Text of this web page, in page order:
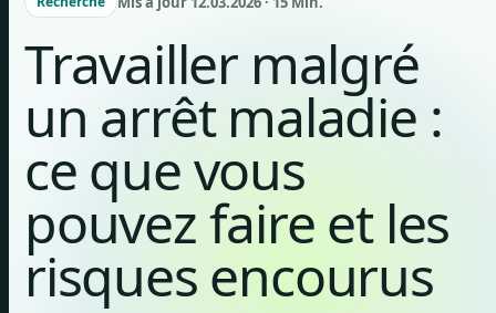
Travailler malgré
un arrêt maladie :
ce que vous
pouvez faire et les
risques encourus